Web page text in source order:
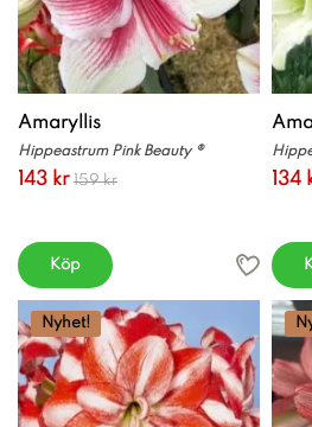
Amaryllis
Hippeastrum Pink Beauty ®
143 kr 159 kr
Köp
134
Nyhet!